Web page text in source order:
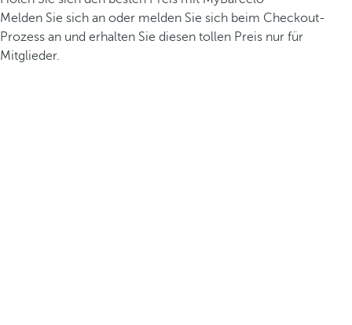
Melden Sie sich an oder melden Sie sich beim Checkout-
Prozess an und erhalten Sie diesen tollen Preis nur für
Mitglieder.